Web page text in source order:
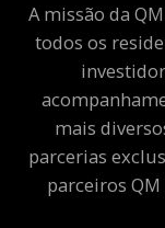
A missão da
todos os
mais
parcerias
parceiros QM